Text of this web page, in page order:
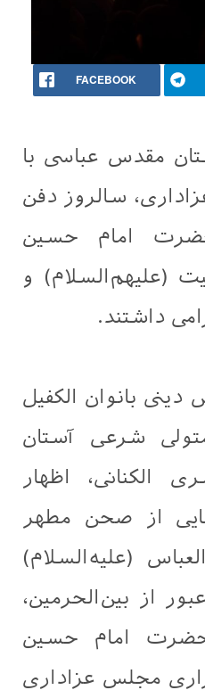
FACEBOOK
مقدس عباسی با
سالروز دفن
امام حسین
(علیهم‌السلام) و
داشتند.
بانوان الکفیل
شرعی آستان
الکنانی، اظهار
از صحن مطهر
(علیه‌السلام)
از بین‌الحرمین،
امام حسین
مجلس عزاداری